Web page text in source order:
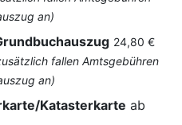
an)
24,80 €
fallen Amtsgebühren
an)
Katasterkarte ab